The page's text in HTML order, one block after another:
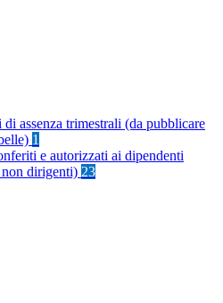
di assenza trimestrali (da pubblicare
1
e autorizzati ai dipendenti
dirigenti) 23